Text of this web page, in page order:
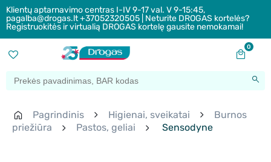
Klientų aptarnavimo centras I-IV 9-17 val. V 9-15:45,
pagalba@drogas.lt +37052320505 | Neturite DROGAS kortelės?
Registruokitės ir virtualią DROGAS kortelę gausite nemokamai!
0
Pagrindinis Higienai, sveikatai
Burnos
priežiūra
Pastos, geliai Sensodyne